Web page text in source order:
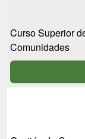
Curso Superior
Comunidades